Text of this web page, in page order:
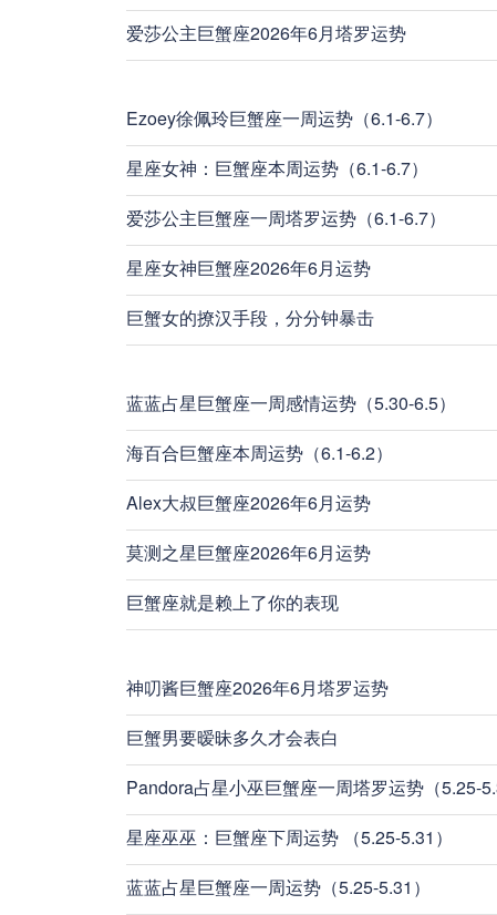
爱莎公主巨蟹座2026年6月塔罗运势
Ezoey徐佩玲巨蟹座一周运势（6.1-6.7）
星座女神：巨蟹座本周运势（6.1-6.7）
爱莎公主巨蟹座一周塔罗运势（6.1-6.7）
星座女神巨蟹座2026年6月运势
巨蟹女的撩汉手段，分分钟暴击
蓝蓝占星巨蟹座一周感情运势（5.30-6.5）
海百合巨蟹座本周运势（6.1-6.2）
Alex大叔巨蟹座2026年6月运势
莫测之星巨蟹座2026年6月运势
巨蟹座就是赖上了你的表现
神叨酱巨蟹座2026年6月塔罗运势
巨蟹男要暧昧多久才会表白
Pandora占星小巫巨蟹座一周塔罗运势（5.25-
星座巫巫：巨蟹座下周运势 （5.25-5.31）
蓝蓝占星巨蟹座一周运势（5.25-5.31）